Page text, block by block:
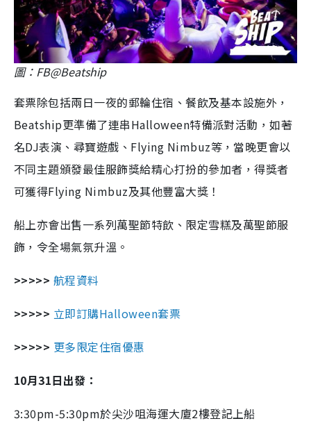
圖：FB@Beatship
套票除包括兩日一夜的郵輪住宿、餐飲及基本設施外，
Beatship更準備了連串Halloween特備派對活動，如著
名DJ表演、尋寶遊戲、Flying Nimbuz等，當晚更會以
不同主題頒發最佳服飾獎給精心打扮的參加者，得獎者
可獲得Flying Nimbuz及其他豐富大獎！
船上亦會出售一系列萬聖節特飲、限定雪糕及萬聖節服
飾，令全場氣氛升溫。
>>>>> 航程資料
>>>>> 立即訂購Halloween套票
>>>>> 更多限定住宿優惠
10月31日出發：
3:30pm-5:30pm於尖沙咀海運大廈2樓登記上船